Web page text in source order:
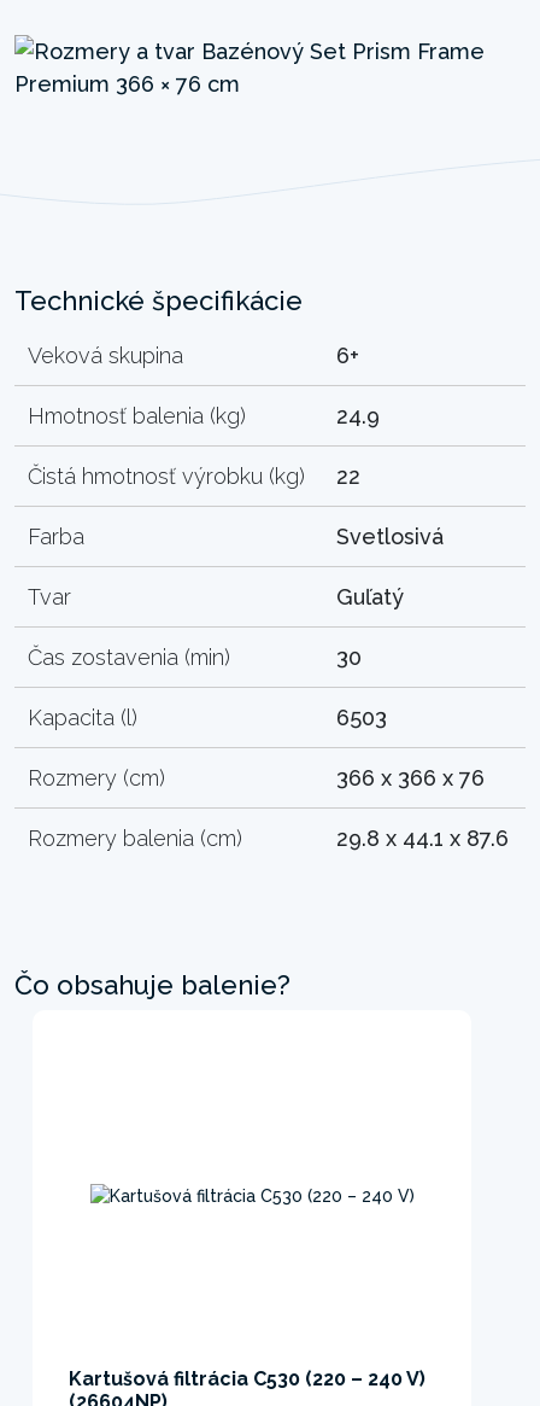
Technické špecifikácie
Veková skupina 6+
Hmotnosť balenia (kg) 24.9
Čistá hmotnosť výrobku (kg) 22
Farba Svetlosivá
Tvar Guľatý
Čas zostavenia (min) 30
Kapacita (l) 6503
Rozmery (cm) 366 x 366 x 76
Rozmery balenia (cm) 29.8 x 44.1 x 87.6
Čo obsahuje balenie?
Kartušová filtrácia C530 (220 – 240 V)